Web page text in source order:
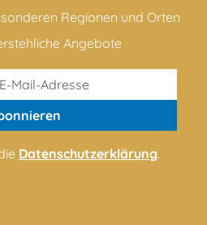
Regionen und Orten
Angebote
Datenschutzerklärung.